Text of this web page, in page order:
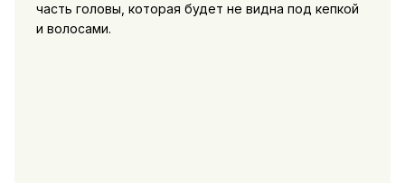
часть головы, которая будет не видна под кепкой
и волосами.